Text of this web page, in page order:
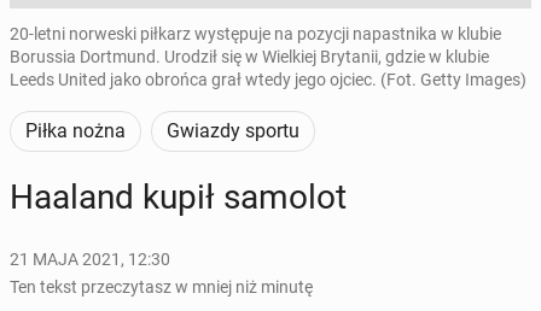
20-letni norweski piłkarz występuje na pozycji napastnika w klubie
Borussia Dortmund. Urodził się w Wielkiej Brytanii, gdzie w klubie
Leeds United jako obrońca grał wtedy jego ojciec. (Fot. Getty Images)
Piłka nożna Gwiazdy sportu
Haaland kupił samolot
21 MAJA 2021, 12:30
Ten tekst przeczytasz w mniej niż minutę